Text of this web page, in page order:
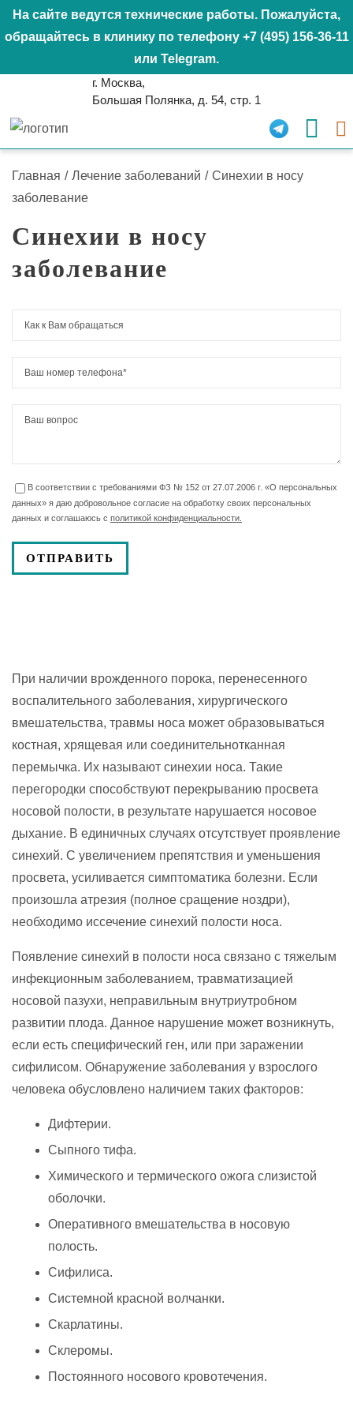
На сайте ведутся технические работы. Пожалуйста,
обращайтесь в клинику по телефону +7 (495) 156-36-11
или Telegram.
г. Москва,
Большая Полянка, д. 54, стр. 1
Главная / Лечение заболеваний / Синехии в носу
заболевание
Синехии в носу
заболевание
В соответствии с требованиями ФЗ № 152 от 27.07.2006 г. «О персональных
данных» я даю добровольное согласие на обработку своих персональных
данных и соглашаюсь с политикой конфиденциальности.
При наличии врожденного порока, перенесенного
воспалительного заболевания, хирургического
вмешательства, травмы носа может образовываться
костная, хрящевая или соединительнотканная
перемычка. Их называют синехии носа. Такие
перегородки способствуют перекрыванию просвета
носовой полости, в результате нарушается носовое
дыхание. В единичных случаях отсутствует проявление
синехий. С увеличением препятствия и уменьшения
просвета, усиливается симптоматика болезни. Если
произошла атрезия (полное сращение ноздри),
необходимо иссечение синехий полости носа.
Появление синехий в полости носа связано с тяжелым
инфекционным заболеванием, травматизацией
носовой пазухи, неправильным внутриутробном
развитии плода. Данное нарушение может возникнуть,
если есть специфический ген, или при заражении
сифилисом. Обнаружение заболевания у взрослого
человека обусловлено наличием таких факторов:
Дифтерии.
Сыпного тифа.
Химического и термического ожога слизистой
оболочки.
Оперативного вмешательства в носовую
полость.
Сифилиса.
Системной красной волчанки.
Скарлатины.
Склеромы.
Постоянного носового кровотечения.